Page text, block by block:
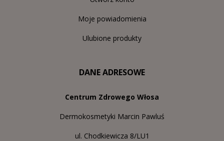
Moje powiadomienia
Ulubione produkty
DANE ADRESOWE
Centrum Zdrowego Włosa
Dermokosmetyki Marcin Pawluś
ul. Chodkiewicza 8/LU1